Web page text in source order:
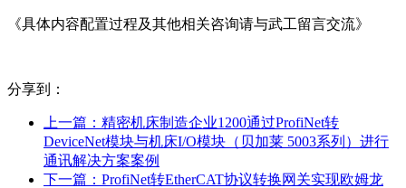
《具体内容配置过程及其他相关咨询请与武工留言交流》
分享到：
上一篇： 精密机床制造企业1200通过ProfiNet转
DeviceNet模块与机床I/O模块（贝加莱 5003系列）进行
通讯解决方案案例
下一篇： ProfiNet转EtherCAT协议转换网关实现欧姆龙